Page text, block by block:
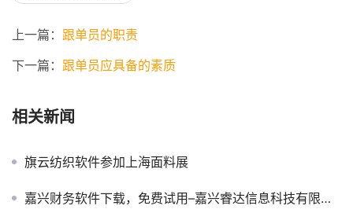
上一篇： 跟单员的职责
下一篇： 跟单员应具备的素质
相关新闻
旗云纺织软件参加上海面料展
嘉兴财务软件下载，免费试用–嘉兴睿达信息科技有限公司